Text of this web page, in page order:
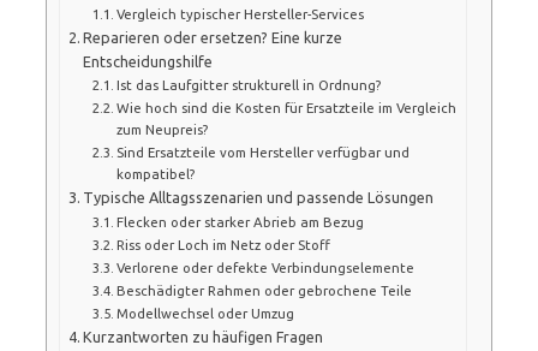
Vergleich typischer Hersteller-Services
Reparieren oder ersetzen? Eine kurze
Entscheidungshilfe
Ist das Laufgitter strukturell in Ordnung?
Wie hoch sind die Kosten für Ersatzteile im Vergleich
zum Neupreis?
Sind Ersatzteile vom Hersteller verfügbar und
kompatibel?
Typische Alltagsszenarien und passende Lösungen
Flecken oder starker Abrieb am Bezug
Riss oder Loch im Netz oder Stoff
Verlorene oder defekte Verbindungselemente
Beschädigter Rahmen oder gebrochene Teile
Modellwechsel oder Umzug
Kurzantworten zu häufigen Fragen